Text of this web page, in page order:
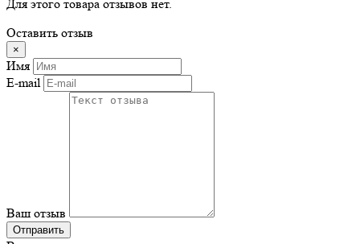
Для этого товара отзывов нет.
Оставить отзыв
×
Имя
E-mail
Ваш отзыв
Отправить